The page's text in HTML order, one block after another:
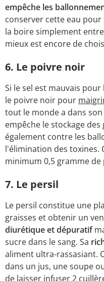
empêche les
conserver cette eau
la boire simplement
mieux est encore de
6. Le poivre noir
Si le sel est mauvais
le poivre noir pour
tout le monde a dans
empêche le stockage des
également contre les
l'élimination des toxines.
minimum 0,5 gramme de
7. Le persil
Le persil constitue une
graisses et obtenir un
diurétique et dépuratif
sucre dans le sang. Sa
aliment ultra-rassasiant.
dans un jus, une soupe
de laisser infuser 2